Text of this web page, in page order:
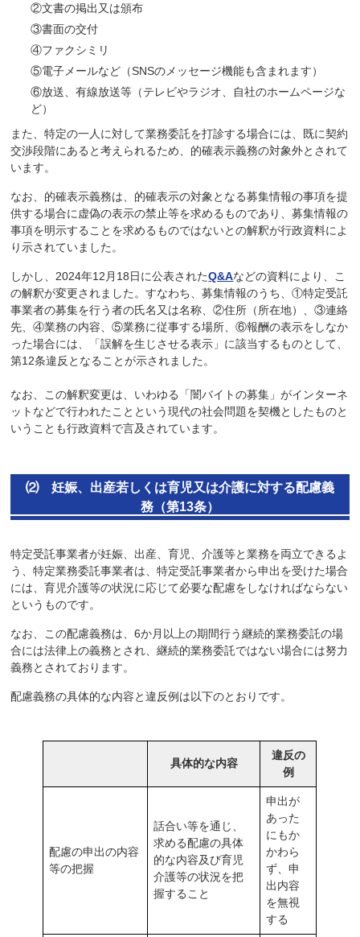
②文書の掲出又は頒布
③書面の交付
④ファクシミリ
⑤電子メールなど（SNSのメッセージ機能も含まれます）
⑥放送、有線放送等（テレビやラジオ、自社のホームページな
ど）
また、特定の一人に対して業務委託を打診する場合には、既に契約
交渉段階にあると考えられるため、的確表示義務の対象外とされて
います。
なお、的確表示義務は、的確表示の対象となる募集情報の事項を提
供する場合に虚偽の表示の禁止等を求めるものであり、募集情報の
事項を明示することを求めるものではないとの解釈が行政資料によ
り示されていました。
しかし、2024年12月18日に公表されたQ&Aなどの資料により、こ
の解釈が変更されました。すなわち、募集情報のうち、①特定受託
事業者の募集を行う者の氏名又は名称、②住所（所在地）、③連絡
先、④業務の内容、⑤業務に従事する場所、⑥報酬の表示をしなか
った場合には、「誤解を生じさせる表示」に該当するものとして、
第12条違反となることが示されました。
なお、この解釈変更は、いわゆる「闇バイトの募集」がインターネ
ットなどで行われたことという現代の社会問題を契機としたものと
いうことも行政資料で言及されています。
⑵ 妊娠、出産若しくは育児又は介護に対する配慮義
務（第13条）
特定受託事業者が妊娠、出産、育児、介護等と業務を両立できるよ
う、特定業務委託事業者は、特定受託事業者から申出を受けた場合
には、育児介護等の状況に応じて必要な配慮をしなければならない
というものです。
なお、この配慮義務は、6か月以上の期間行う継続的業務委託の場
合には法律上の義務とされ、継続的業務委託ではない場合には努力
義務とされております。
配慮義務の具体的な内容と違反例は以下のとおりです。
具体的な内容
違反の
例
配慮の申出の内容
等の把握
話合い等を通じ、
求める配慮の具体
的な内容及び育児
介護等の状況を把
握すること
申出が
あった
にもか
かわら
ず、申
出内容
を無視
する